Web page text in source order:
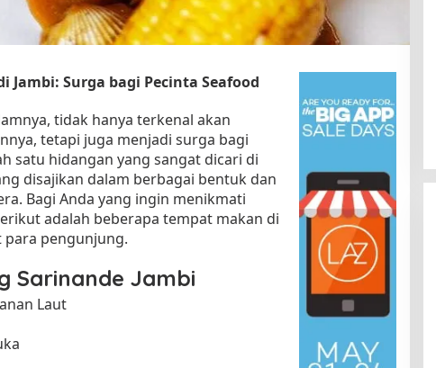
Jambi: Surga bagi Pecinta Seafood
tidak hanya terkenal akan
tetapi juga menjadi surga bagi
satu hidangan yang sangat dicari di
disajikan dalam berbagai bentuk dan
Bagi Anda yang ingin menikmati
adalah beberapa tempat makan di
para pengunjung.
Sarinande Jambi
Laut
di Kota Baru Jambi Tempat Makan Kepiting di Jambi
3 Januari 2025